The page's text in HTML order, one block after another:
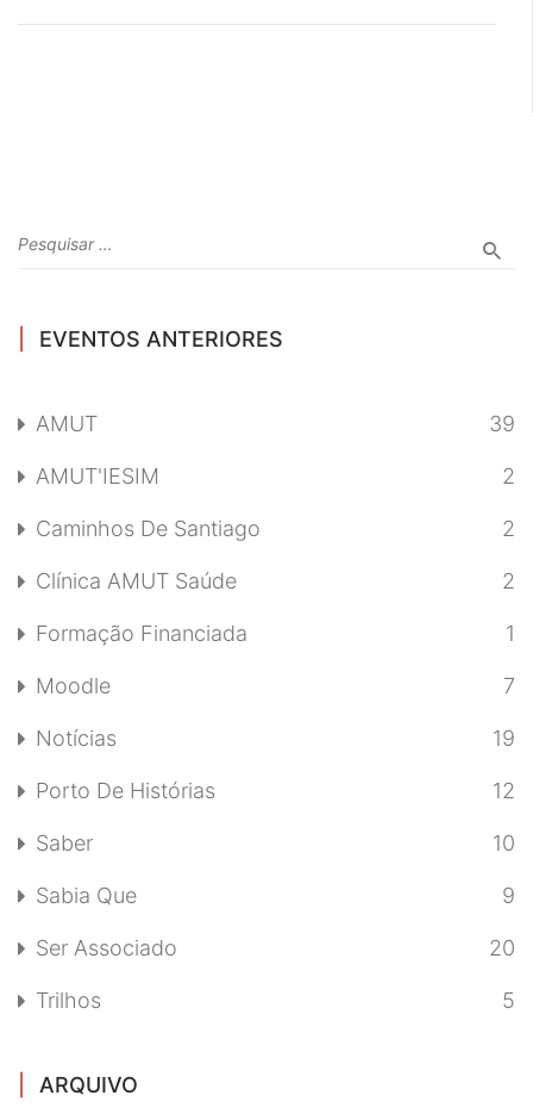
EVENTOS ANTERIORES
AMUT 39
AMUT'IESIM 2
Caminhos De Santiago 2
Clínica AMUT Saúde 2
Formação Financiada 1
Moodle 7
Notícias 19
Porto De Histórias 12
Saber 10
Sabia Que 9
Ser Associado 20
Trilhos 5
ARQUIVO